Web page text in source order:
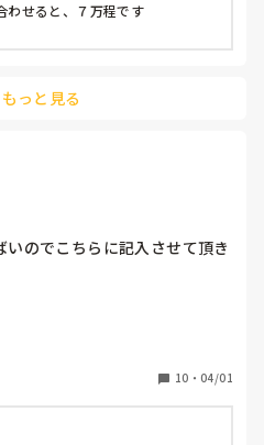
わせると、７万程です
っと見る
のでこちらに記入させて頂き
模で働いていたのですが、入籍
員として働くことになりまし
が、正直色々なギャップや、
い、涙が止まらない状態です。
るのですが、
10 ・ 04/01